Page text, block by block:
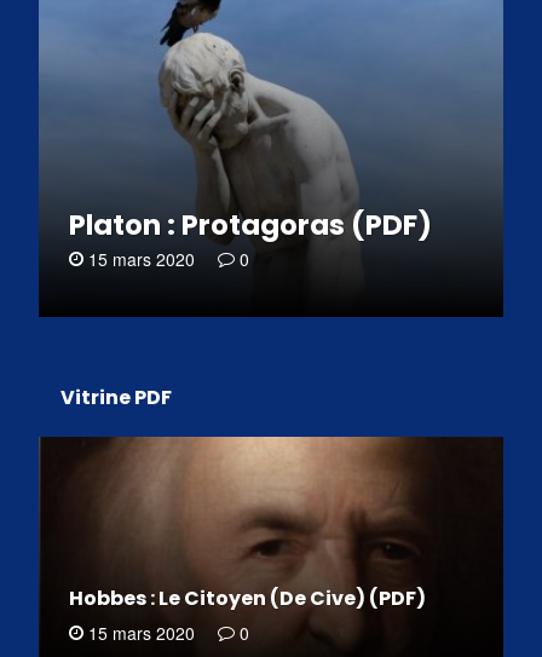
Platon : Protagoras (PDF)
15 mars 2020 0
Vitrine PDF
Hobbes : Le Citoyen (De Cive) (PDF)
15 mars 2020 0